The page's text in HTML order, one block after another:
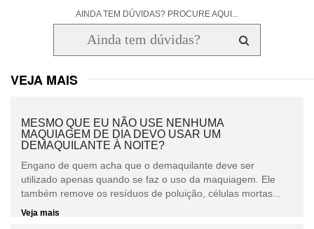
AINDA TEM DÚVIDAS? PROCURE AQUI...
VEJA MAIS
MESMO QUE EU NÃO USE NENHUMA
MAQUIAGEM DE DIA DEVO USAR UM
DEMAQUILANTE À NOITE?
Engano de quem acha que o demaquilante deve ser
utilizado apenas quando se faz o uso da maquiagem. Ele
também remove os resíduos de poluição, células mortas...
Veja mais